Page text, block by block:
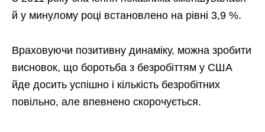
й у минулому році встановлено на рівні 3,9 %.
Враховуючи позитивну динаміку, можна зробити
висновок, що боротьба з безробіттям у США
йде досить успішно і кількість безробітних
повільно, але впевнено скорочується.